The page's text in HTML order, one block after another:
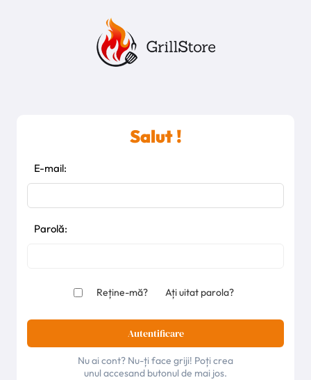
Salut !
E-mail:
Parolă:
Reține-mă? Ați uitat parola?
Autentificare
Nu ai cont? Nu-ți face griji! Poți crea
unul accesand butonul de mai jos.